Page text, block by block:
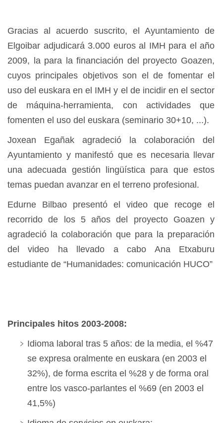
Gracias al acuerdo suscrito, el Ayuntamiento de
Elgoibar adjudicará 3.000 euros al IMH para el año
2009, la para la financiación del proyecto Goazen,
cuyos principales objetivos son el de fomentar el
uso del euskara en el IMH y el de incidir en el sector
de máquina-herramienta, con actividades que
fomenten el uso del euskara (seminario 30+10, ...).
Joxean Egañak agradeció la colaboración del
Ayuntamiento y manifestó que es necesaria llevar
una adecuada gestión lingüística para que estos
temas puedan avanzar en el terreno profesional.
Edurne Bilbao presentó el video que recoge el
recorrido de los 5 años del proyecto Goazen y
agradeció la colaboración que para la preparación
del video ha llevado a cabo Ana Etxaburu
estudiante de “Humanidades: comunicación HUCO”
Principales hitos 2003-2008:
Idioma laboral tras 5 años: de la media, el %47
se expresa oralmente en euskara (en 2003 el
32%), de forma escrita el %28 y de forma oral
entre los vasco-parlantes el %69 (en 2003 el
41,5%)